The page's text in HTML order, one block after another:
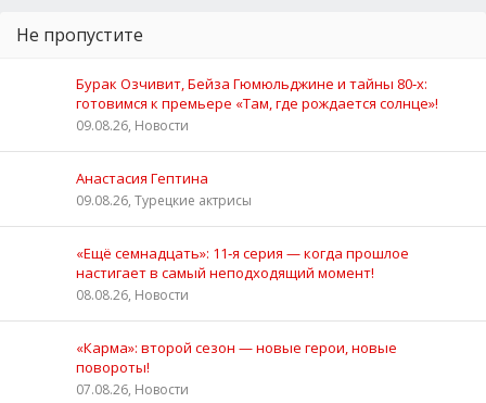
Не пропустите
Бурак Озчивит, Бейза Гюмюльджине и тайны 80‑х:
готовимся к премьере «Там, где рождается солнце»!
09.08.26, Новости
Анастасия Гептина
09.08.26, Турецкие актрисы
«Ещё семнадцать»: 11‑я серия — когда прошлое
настигает в самый неподходящий момент!
08.08.26, Новости
«Карма»: второй сезон — новые герои, новые
повороты!
07.08.26, Новости